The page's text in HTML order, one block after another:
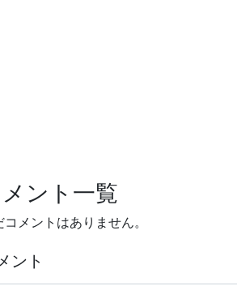
ント一覧
コメントはありません。
ント